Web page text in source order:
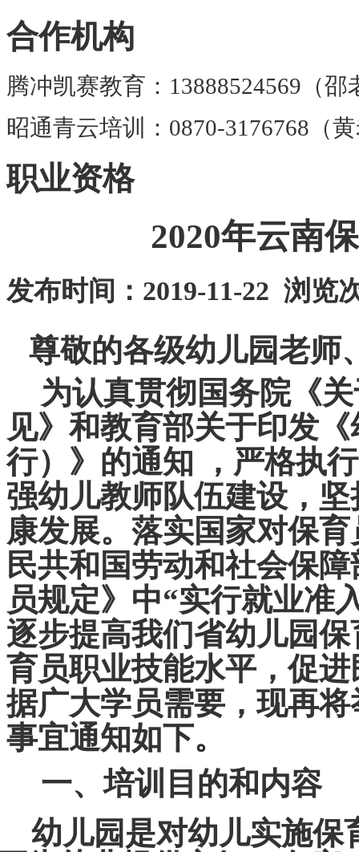
合作机构
腾冲凯赛教育：13888524569（邵
昭通青云培训：0870-3176768（
职业资格
2020年云南
发布时间：2019-11-22 浏览
尊敬的各级幼儿园老师
为认真贯彻国务院《
见》和教育部关于印发
行）》的通知 ，严格执
强幼儿教师队伍建设，
康发展。落实国家对保
民共和国劳动和社会保障
员规定》中“实行就业准
逐步提高我们省幼儿园
育员职业技能水平，促
据广大学员需要，现再
事宜通知如下。
一、培训目的和内容
幼儿园是对幼儿实施保